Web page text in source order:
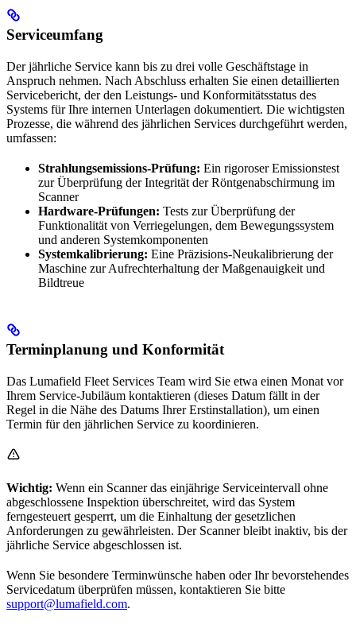
Serviceumfang
Der jährliche Service kann bis zu drei volle Geschäftstage in
Anspruch nehmen. Nach Abschluss erhalten Sie einen detaillierten
Servicebericht, der den Leistungs- und Konformitätsstatus des
Systems für Ihre internen Unterlagen dokumentiert. Die wichtigsten
Prozesse, die während des jährlichen Services durchgeführt werden,
umfassen:
Strahlungsemissions-Prüfung: Ein rigoroser Emissionstest
zur Überprüfung der Integrität der Röntgenabschirmung im
Scanner
Hardware-Prüfungen: Tests zur Überprüfung der
Funktionalität von Verriegelungen, dem Bewegungssystem
und anderen Systemkomponenten
Systemkalibrierung: Eine Präzisions-Neukalibrierung der
Maschine zur Aufrechterhaltung der Maßgenauigkeit und
Bildtreue
Terminplanung und Konformität
Das Lumafield Fleet Services Team wird Sie etwa einen Monat vor
Ihrem Service-Jubiläum kontaktieren (dieses Datum fällt in der
Regel in die Nähe des Datums Ihrer Erstinstallation), um einen
Termin für den jährlichen Service zu koordinieren.
Wichtig: Wenn ein Scanner das einjährige Serviceintervall ohne
abgeschlossene Inspektion überschreitet, wird das System
ferngesteuert gesperrt, um die Einhaltung der gesetzlichen
Anforderungen zu gewährleisten. Der Scanner bleibt inaktiv, bis der
jährliche Service abgeschlossen ist.
Wenn Sie besondere Terminwünsche haben oder Ihr bevorstehendes
Servicedatum überprüfen müssen, kontaktieren Sie bitte
support@lumafield.com.